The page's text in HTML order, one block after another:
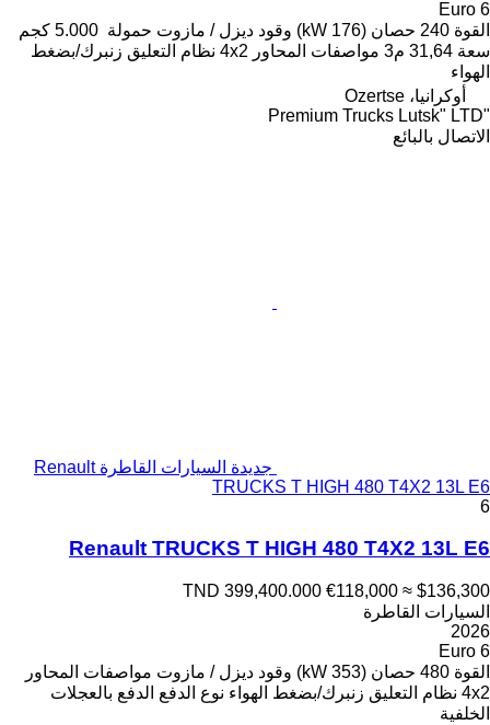
Euro 6
القوة 240 حصان (176 kW) وقود ديزل / مازوت حمولة 5.000 كجم
سعة 31,64 م3 مواصفات المحاور 4x2 نظام التعليق زنبرك/بضغط
الهواء
أوكرانيا، Ozertse
"Premium Trucks Lutsk" LTD
الاتصال بالبائع
جديدة السيارات القاطرة Renault
TRUCKS T HIGH 480 T4X2 13L E6
6
Renault TRUCKS T HIGH 480 T4X2 13L E6
TND 399,400.000 €118,000 ≈ $136,300
السيارات القاطرة
2026
Euro 6
القوة 480 حصان (353 kW) وقود ديزل / مازوت مواصفات المحاور
4x2 نظام التعليق زنبرك/بضغط الهواء نوع الدفع الدفع بالعجلات
الخلفية